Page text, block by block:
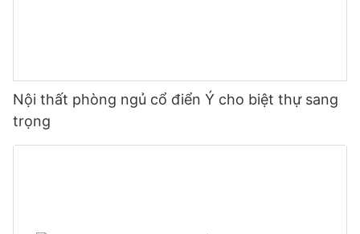
Nội thất phòng ngủ cổ điển Ý cho biệt thự sang
trọng